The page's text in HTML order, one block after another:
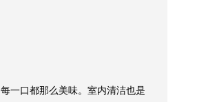
一口都那么美味。室内清洁也是